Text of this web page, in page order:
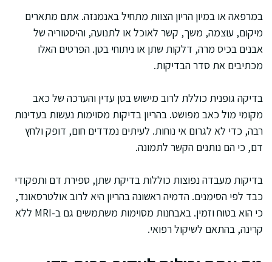
במרפאה או במיון הריון הצוות מתחיל באנמנזה. אתם מתארים
מיקום, עוצמה, משך, קשר לאוכל או לתנועה, והיסטוריה של
אבנים בכיס מרה, דלקות שתן או ניתוחי בטן. הפרטים האלו
מכתיבים את סדר הבדיקות.
בדיקה גופנית כוללת לרוב מישוש בטן עדין והערכה של כאב
מקומי מול כאב מפושט. בהריון בדיקות מסוימות נעשות בעדינות
רבה, כדי לא לגרום אי נוחות. לעיתים נמדדים חום, דופק ולחץ
דם, כי הם נותנים הקשר לתמונה.
בדיקות מעבדה נפוצות כוללות בדיקת שתן, ספירת דם ותפקודי
כבד לפי הסימנים. הדמיה ראשונה בהריון היא לרוב אולטרסאונד,
כי הוא בטוח וזמין. באבחנות מסוימות משתמשים גם ב-MRI ללא
קרינה, בהתאם לשיקול רפואי.